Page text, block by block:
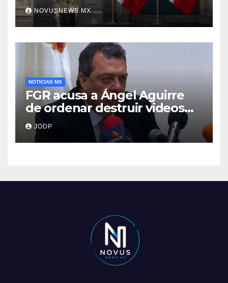
NOVUSNEWS.MX
NOTICIAS MX
FGR acusa a Ángel Aguirre
de ordenar destruir videos
clave del caso Ayotzinapa
JODP